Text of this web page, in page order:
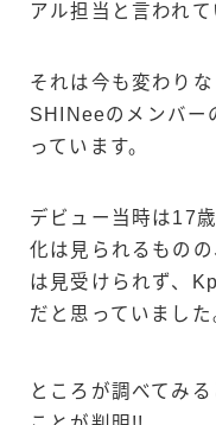
アル担当と言われて
それは今も変わり
SHINeeのメンバー
っています。
デビュー当時は17
化は見られるもの
は見受けられず、
だと思っていました
ところが調べてみる